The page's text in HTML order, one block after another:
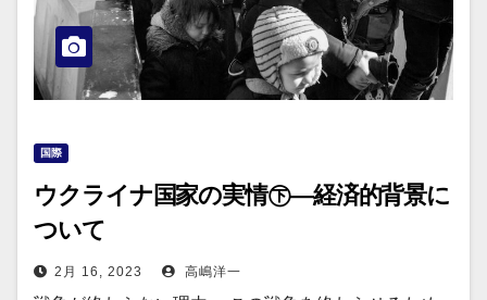
国際
ウクライナ国家の実情㊦―経済的背景に
ついて
2月 16, 2023 高嶋洋一